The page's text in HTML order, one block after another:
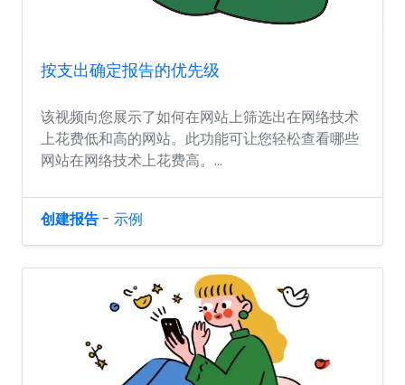
按支出确定报告的优先级
该视频向您展示了如何在网站上筛选出在网络技术
上花费低和高的网站。此功能可让您轻松查看哪些
网站在网络技术上花费高。...
创建报告 - 示例